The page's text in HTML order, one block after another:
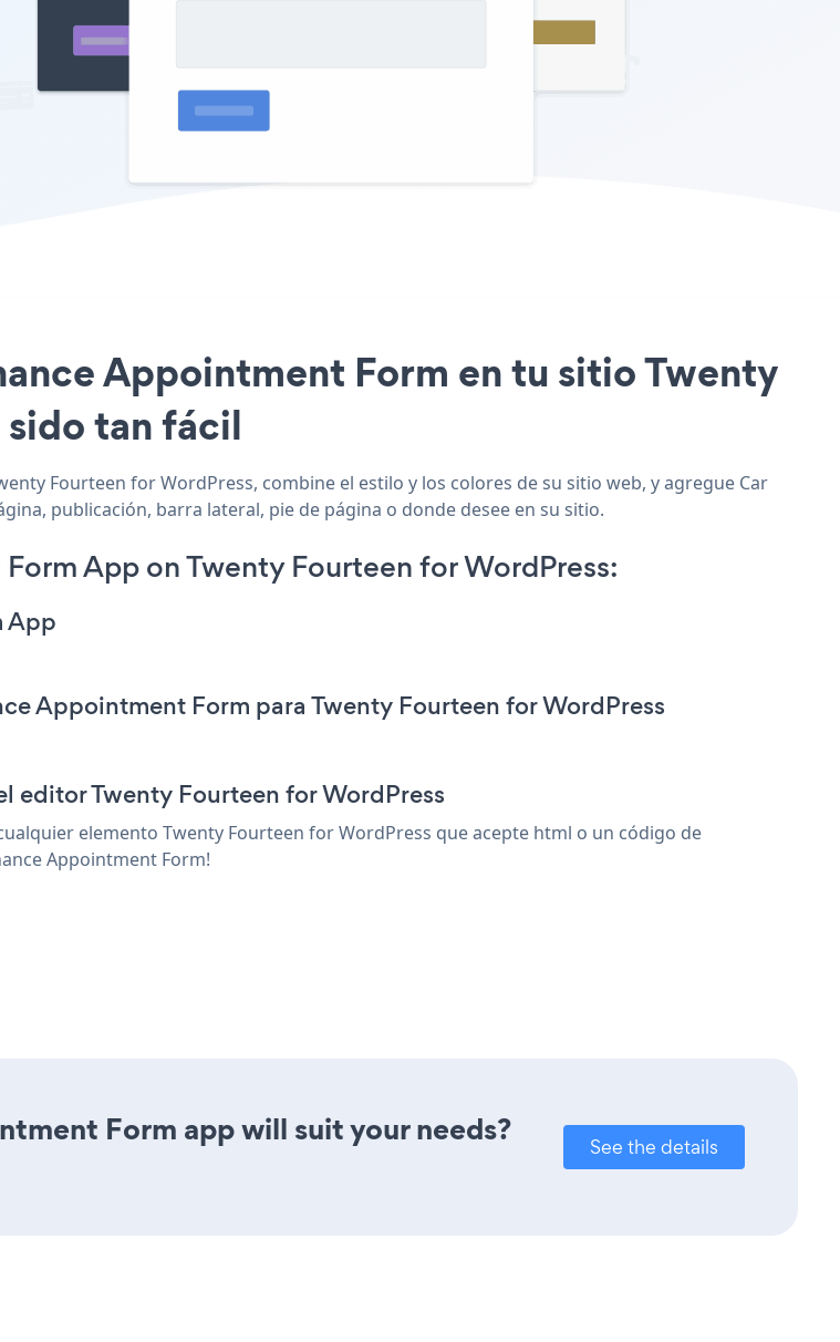
Appointment Form en tu sitio Twenty
sido tan fácil
Fourteen for WordPress, combine el estilo y los colores de su sitio web, y agregue Car
publicación, barra lateral, pie de página o donde desee en su sitio.
App on Twenty Fourteen for WordPress:
App
Appointment Form para Twenty Fourteen for WordPress
editor Twenty Fourteen for WordPress
elemento Twenty Fourteen for WordPress que acepte html o un código de
Appointment Form!
Form app will suit your needs?
See the details